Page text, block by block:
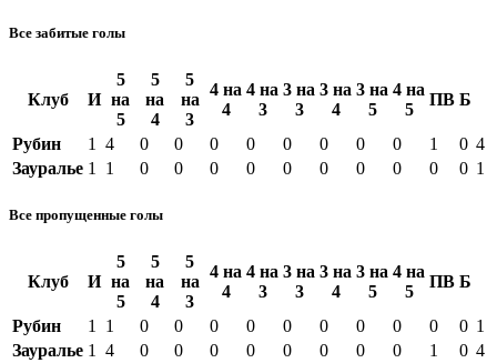
Все забитые голы
Клуб И
5
на
5
5
на
4
5
на
3
4 на
4
4 на
3
3 на
3
3 на
4
3 на
5
4 на
5
ПВ Б
Рубин 1 4 0 0 0 0 0 0 0 0 1 0 4
Зауралье 1 1 0 0 0 0 0 0 0 0 0 0 1
Все пропущенные голы
Клуб И
5
на
5
5
на
4
5
на
3
4 на
4
4 на
3
3 на
3
3 на
4
3 на
5
4 на
5
ПВ Б
Рубин 1 1 0 0 0 0 0 0 0 0 0 0 1
Зауралье 1 4 0 0 0 0 0 0 0 0 1 0 4